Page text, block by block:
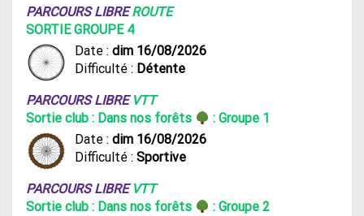
PARCOURS LIBREROUTE
SORTIE GROUPE 4
Date : dim 16/08/2026
Difficulté : Détente
PARCOURS LIBRE VTT
Sortie club : Dans nos forêts
: Groupe 1
Date : dim 16/08/2026
Difficulté : Sportive
PARCOURS LIBRE VTT
Sortie club : Dans nos forêts
: Groupe 2